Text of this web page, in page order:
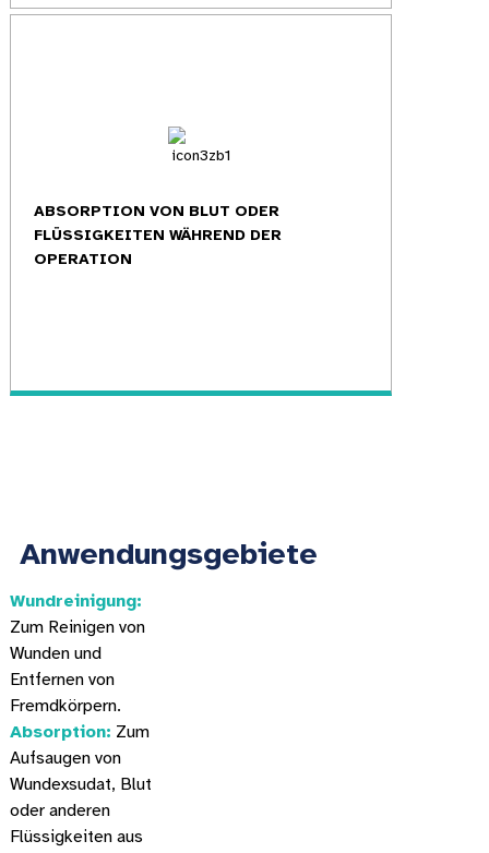
ABSORPTION VON BLUT ODER
FLÜSSIGKEITEN WÄHREND DER
OPERATION
Anwendungsgebiete
Wundreinigung:
Zum Reinigen von
Wunden und
Entfernen von
Fremdkörpern.
Absorption: Zum
Aufsaugen von
Wundexsudat, Blut
oder anderen
Flüssigkeiten aus